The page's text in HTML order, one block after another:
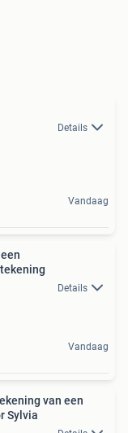
Details
Vandaag
Details
Vandaag
van een
Sylvia